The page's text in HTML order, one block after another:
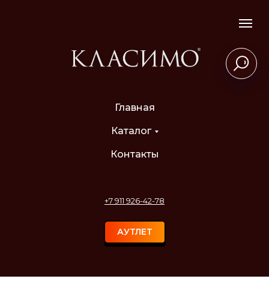
Главная
Каталог
Контакты
+7 911 926-42-78
АУТЛЕТ